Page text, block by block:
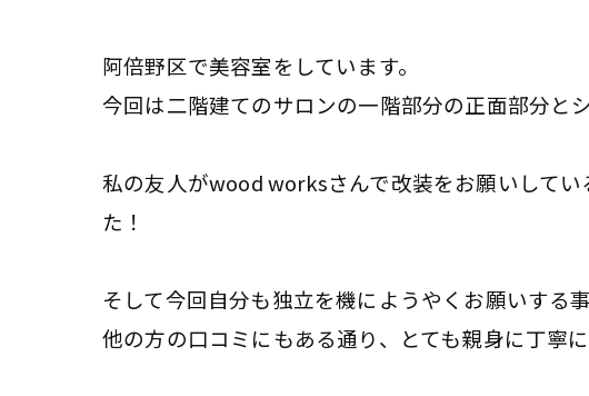
阿倍野区で美容室をしています。
今回は二階建てのサロンの一階部分の正面部分と
私の友人がwood worksさんで改装をお願いして
た！
そして今回自分も独立を機にようやくお願いする
他の方の口コミにもある通り、とても親身に丁寧